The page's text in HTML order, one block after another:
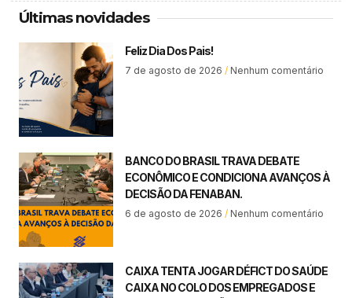
Últimas novidades
Feliz Dia Dos Pais!
7 de agosto de 2026 Nenhum comentário
BANCO DO BRASIL TRAVA DEBATE
ECONÔMICO E CONDICIONA AVANÇOS À
DECISÃO DA FENABAN.
6 de agosto de 2026 Nenhum comentário
CAIXA TENTA JOGAR DÉFICT DO SAÚDE
CAIXA NO COLO DOS EMPREGADOS E